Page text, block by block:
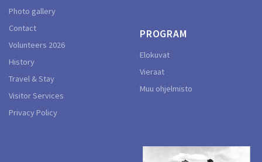
Photo gallery
Contact
Volunteers 2026
History
Travel & Stay
Visitor Services
Privacy Policy
PROGRAM
Elokuvat
Vieraat
Muu ohjelmisto